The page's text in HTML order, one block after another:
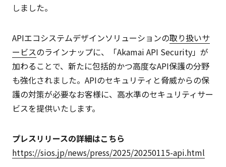
しました。
APIエコシステムデザインソリューションの取り扱いサ
ービスのラインナップに、「Akamai API Security」が
加わることで、新たに包括的かつ高度なAPI保護の分野
も強化されました。APIのセキュリティと脅威からの保
護の対策が必要なお客様に、高水準のセキュリティサー
ビスを提供いたします。
プレスリリースの詳細はこちら
https://sios.jp/news/press/2025/20250115-api.html